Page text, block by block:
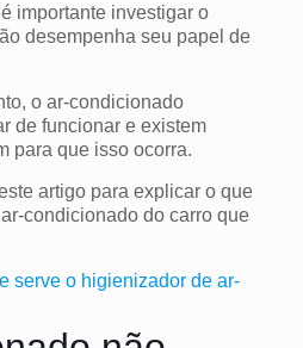
importante investigar o
desempenha seu papel de
o ar-condicionado
de funcionar e existem
para que isso ocorra.
artigo para explicar o que
condicionado do carro que
serve o higienizador de ar-